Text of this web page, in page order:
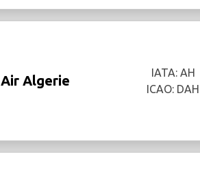
Air Algerie
IATA: AH
ICAO: DAH